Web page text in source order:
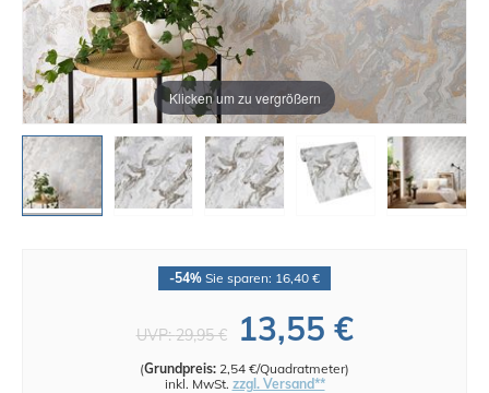
Klicken um zu vergrößern
-54% Sie sparen: 16,40 €
UVP:29,95 € 13,55 €
(Grundpreis: 2,54 €/Quadratmeter)
inkl. MwSt. zzgl. Versand**